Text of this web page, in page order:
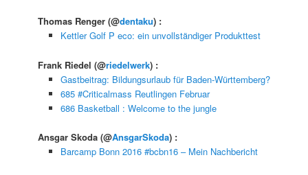
Thomas Renger(@dentaku) :
Kettler Golf P eco: ein unvollständiger Produkttest
Frank Riedel(@riedelwerk) :
Gastbeitrag: Bildungsurlaub für Baden-Württemberg?
685 #Criticalmass Reutlingen Februar
686 Basketball : Welcome to the jungle
Ansgar Skoda(@AnsgarSkoda) :
Barcamp Bonn 2016 #bcbn16 – Mein Nachbericht